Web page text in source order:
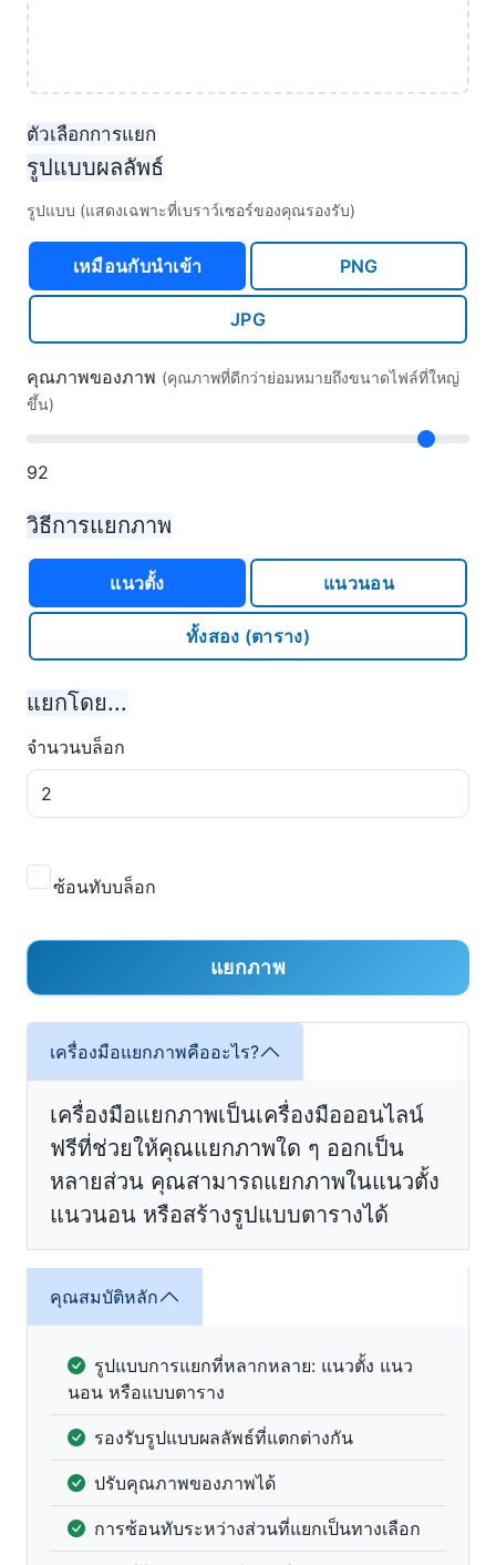
ตัวเลือกการแยก
รูปแบบผลลัพธ์
รูปแบบ (แสดงเฉพาะที่เบราว์เซอร์ของคุณรองรับ)
เหมือนกับนำเข้า PNG
JPG
คุณภาพของภาพ (คุณภาพที่ดีกว่าย่อมหมายถึงขนาดไฟล์ที่ใหญ่
ขึ้น)
92
วิธีการแยกภาพ
แนวตั้ง แนวนอน
ทั้งสอง (ตาราง)
แยกโดย...
จำนวนบล็อก
ซ้อนทับบล็อก
แยกภาพ
เครื่องมือแยกภาพคืออะไร?
เครื่องมือแยกภาพเป็นเครื่องมือออนไลน์
ฟรีที่ช่วยให้คุณแยกภาพใด ๆ ออกเป็น
หลายส่วน คุณสามารถแยกภาพในแนวตั้ง
แนวนอน หรือสร้างรูปแบบตารางได้
คุณสมบัติหลัก
รูปแบบการแยกที่หลากหลาย: แนวตั้ง แนว
นอน หรือแบบตาราง
รองรับรูปแบบผลลัพธ์ที่แตกต่างกัน
ปรับคุณภาพของภาพได้
การซ้อนทับระหว่างส่วนที่แยกเป็นทางเลือก